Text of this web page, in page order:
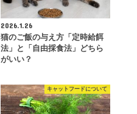
2026.1.26
猫のご飯の与え方「定時給餌
法」と「自由採食法」どちら
がいい？
キャットフードについて